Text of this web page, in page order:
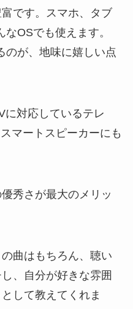
です。スマホ、タブ
OSでも使えます。
のが、地味に嬉しい点
に対応しているテレ
マートスピーカーにも
秀さが最大のメリッ
曲はもちろん、聴い
、自分が好きな雰囲
して教えてくれま